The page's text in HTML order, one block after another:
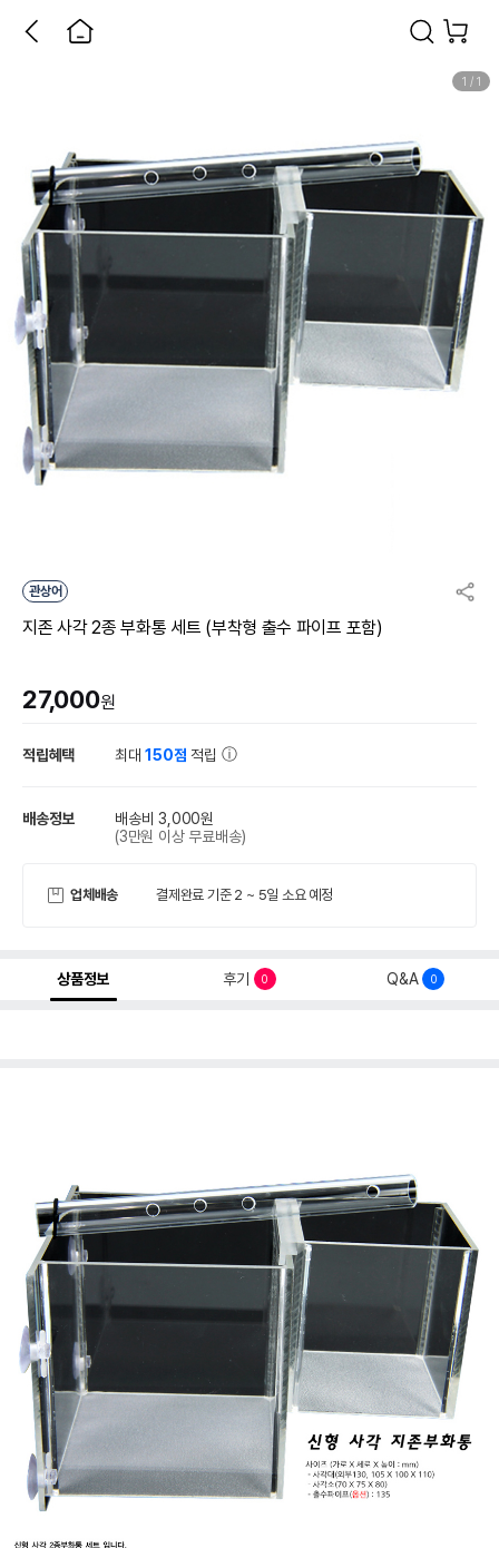
1 / 1
관상어
지존 사각 2종 부화통 세트 (부착형 출수 파이프 포함)
27,000원
적립혜택 최대150점 적립
배송정보
배송비 3,000원
(3만원 이상 무료배송)
업체배송 결제완료 기준 2 ~ 5일 소요 예정
상품정보 후기 0 Q&A 0